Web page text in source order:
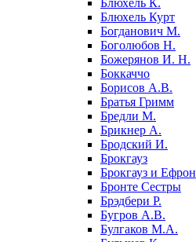
Блюхель К.
Блюхель Курт
Богданович М.
Боголюбов Н.
Божерянов И. Н.
Боккаччо
Борисов А.В.
Братья Гримм
Бредли М.
Брикнер А.
Бродский И.
Брокгауз
Брокгауз и Ефрон
Бронте Сестры
Брэдбери Р.
Бугров А.В.
Булгаков М.А.